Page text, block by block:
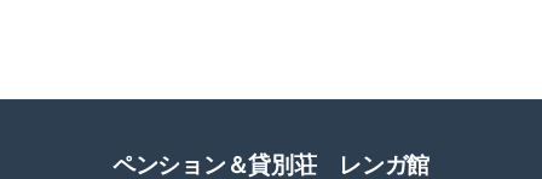
ペンション＆貸別荘 レンガ館